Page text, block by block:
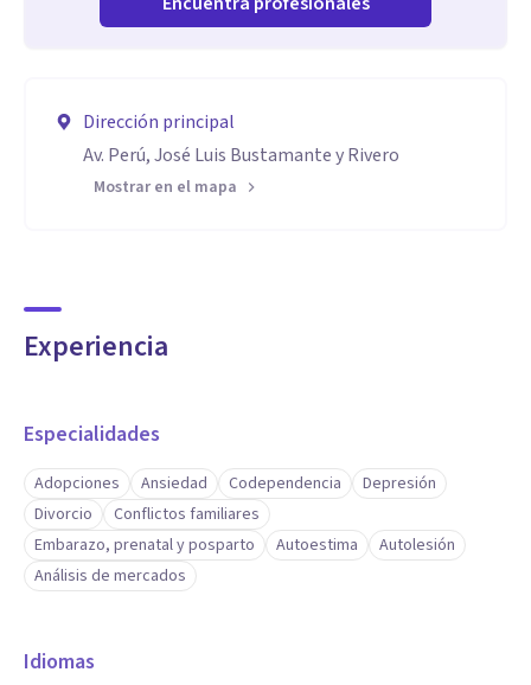
Dirección principal
Av. Perú, José Luis Bustamante y Rivero
Mostrar en el mapa
Experiencia
Especialidades
Adopciones Ansiedad Codependencia
Depresión
Divorcio
Conflictos familiares
Embarazo, prenatal y posparto
Autoestima
Autolesión
Análisis de mercados
Idiomas